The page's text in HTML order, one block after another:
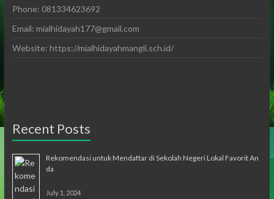
Phone: 081334623692
Email: mialhidayah177@gmail.com
Website: https://mialhidayahmangli.sch.id/
Recent Posts
Rekomendasi untuk Mendaftar di Sekolah Negeri Lokal Favorit An
da
July 1, 2024